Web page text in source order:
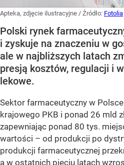
Apteka, zdjęcie ilustracyjne / Źródło: Fotolia
Polski rynek
i zyskuje na znaczeniu w
ale w najbliższych latach
presją kosztów, regulacji i
lekowe.
Sektor farmaceutyczny w
krajowego PKB i ponad 26 mld
zapewniając ponad 80 tys.
wartości – od produkcji po
produkcji farmaceutycznej
a w ostatnich pięciu latach